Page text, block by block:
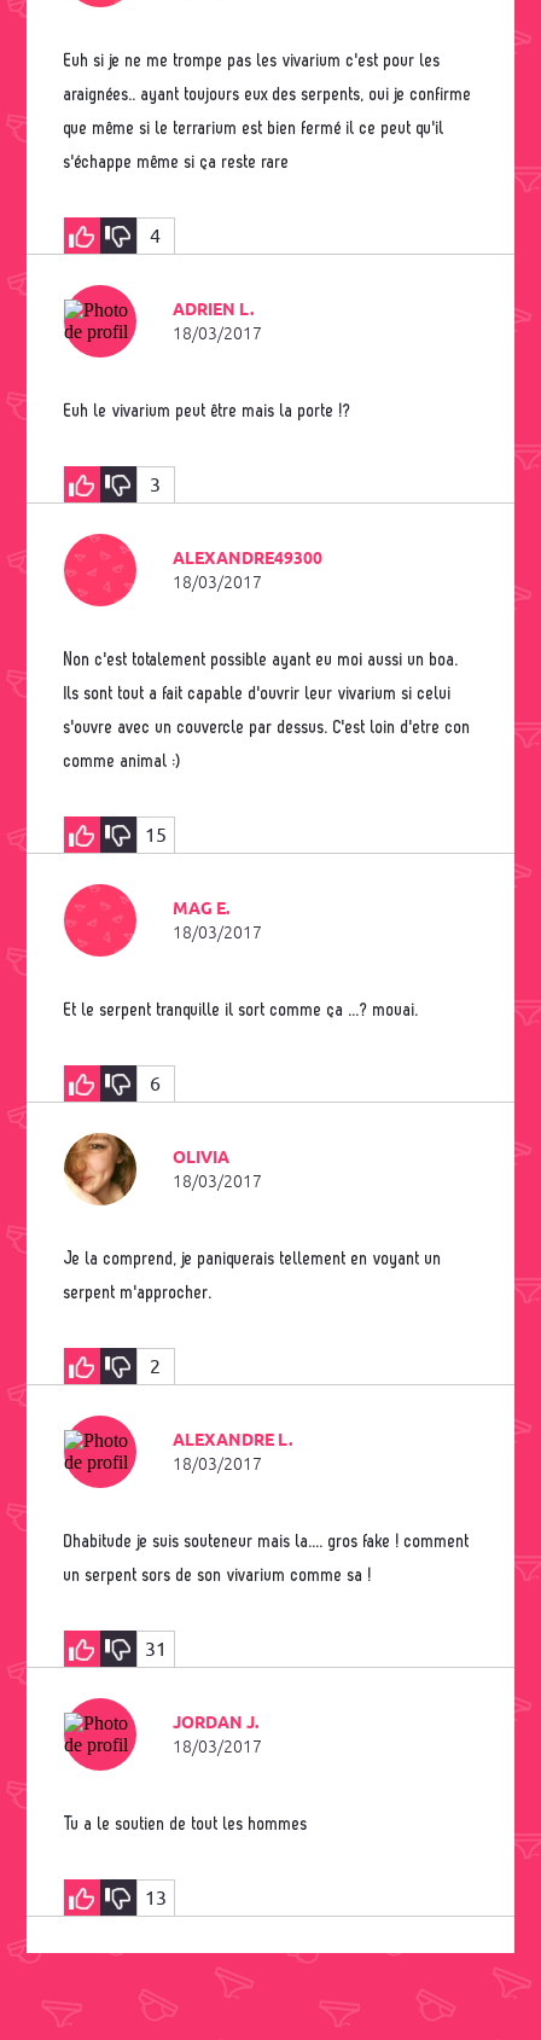
euh si je ne me trompe pas les vivarium c'est pour les
araignées.. ayant toujours eux des serpents, oui je confirme
que même si le terrarium est bien fermé il ce peut qu'il
s'échappe même si ça reste rare
4
ADRIEN L.
18/03/2017
Euh le vivarium peut être mais la porte !?
3
ALEXANDRE49300
18/03/2017
Non c'est totalement possible ayant eu moi aussi un boa.
Ils sont tout a fait capable d'ouvrir leur vivarium si celui
s'ouvre avec un couvercle par dessus. C'est loin d'etre con
comme animal :)
15
MAG E.
18/03/2017
et le serpent tranquille il sort comme ça ...? mouai.
6
OLIVIA
18/03/2017
Je la comprend, je paniquerais tellement en voyant un
serpent m'approcher.
2
ALEXANDRE L.
18/03/2017
dhabitude je suis souteneur mais la.... gros fake ! comment
un serpent sors de son vivarium comme sa !
31
JORDAN J.
18/03/2017
Tu a le soutien de tout les hommes
13